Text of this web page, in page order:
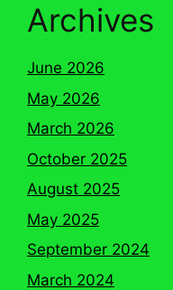
Archives
June 2026
May 2026
March 2026
October 2025
August 2025
May 2025
September 2024
March 2024